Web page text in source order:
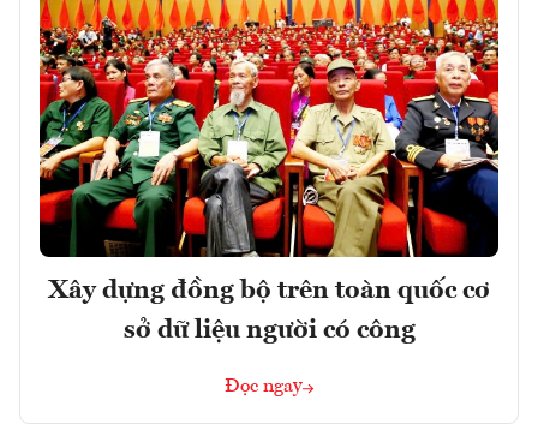
Xây dựng đồng bộ trên toàn quốc cơ
sở dữ liệu người có công
Đọc ngay